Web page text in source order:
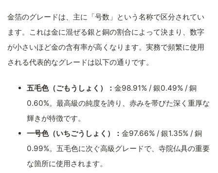
金箔のグレードは、主に「号数」という名称で区分されてい
ます。これは金に混ぜる銀と銅の割合によって決まり、数字
が小さいほど金の含有率が高くなります。実務で頻繁に使用
される代表的なグレードは以下の通りです。
五毛色（ごもうしょく）： 金98.91% / 銀0.49% / 銅
0.60%。最高級の純度を誇り、赤みを帯びた深く重厚な
輝きが特徴です。
一号色（いちごうしょく）： 金97.66% / 銀1.35% / 銅
0.99%。五毛色に次ぐ高級グレードで、寺院仏具の重要
な箇所に使用されます。